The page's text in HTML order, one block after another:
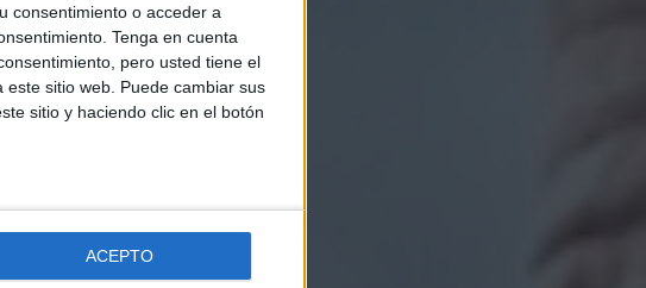
consentimiento o acceder a
Tenga en cuenta
pero usted tiene el
sitio web. Puede cambiar sus
sitio y haciendo clic en el botón
ACEPTO